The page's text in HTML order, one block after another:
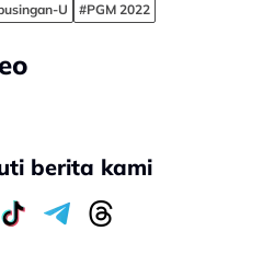
U #PGM 2022
berita kami